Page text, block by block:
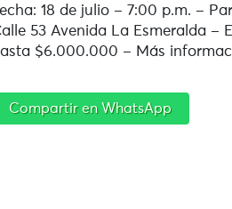
18 de julio – 7:00 p.m. –
53 Avenida La Esmeralda –
$6.000.000 – Más
Compartir en WhatsApp